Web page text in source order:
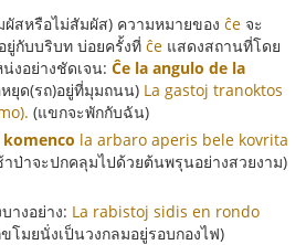
สหรือไม่สัมผัส) ความหมายของ ĉe จะ
กับบริบท บ่อยครั้งที่ ĉe แสดงสถานที่โดย
งอย่างชัดเจน: Ĉe la angulo de la
หยุด(รถ)อยู่ที่มุมถนน) La gastoj tranoktos
(แขกจะพักกับฉัน)
komenco la arbaro aperis bele kovrita
าป่าจะปกคลุมไปด้วยต้นพรุนอย่างสวยงาม)
างอย่าง: La rabistoj sidis en rondo
โมยนั่งเป็นวงกลมอยู่รอบกองไฟ)